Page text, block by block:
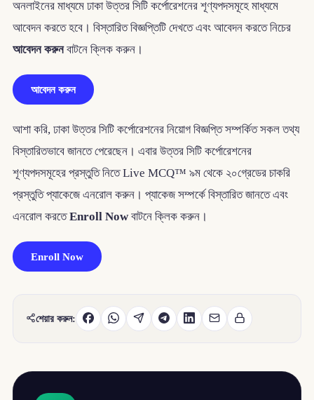
অনলাইনের মাধ্যমে ঢাকা উত্তর সিটি কর্পোরেশনের শূণ্যপদসমূহে মাধ্যমে
আবেদন করতে হবে। বিস্তারিত বিজ্ঞপ্তিটি দেখতে এবং আবেদন করতে নিচের
আবেদন করুনবাটনে ক্লিক করুন।
আবেদন করুন
আশা করি, ঢাকা উত্তর সিটি কর্পোরেশনের নিয়োগ বিজ্ঞপ্তি সম্পর্কিত সকল তথ্য
বিস্তারিতভাবে জানতে পেরেছেন। এবার উত্তর সিটি কর্পোরেশনের
শূণ্যপদসমূহের প্রস্তুতি নিতে Live MCQ™ ৯ম থেকে ২০গ্রেডের চাকরি
প্রস্তুতি প্যাকেজে এনরোল করুন। প্যাকেজ সম্পর্কে বিস্তারিত জানতে এবং
এনরোল করতেEnroll Nowবাটনে ক্লিক করুন।
Enroll Now
শেয়ার করুন: